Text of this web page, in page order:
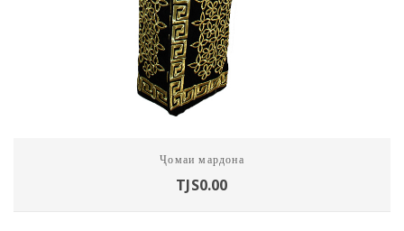
Ҷомаи мардона
TJS0.00